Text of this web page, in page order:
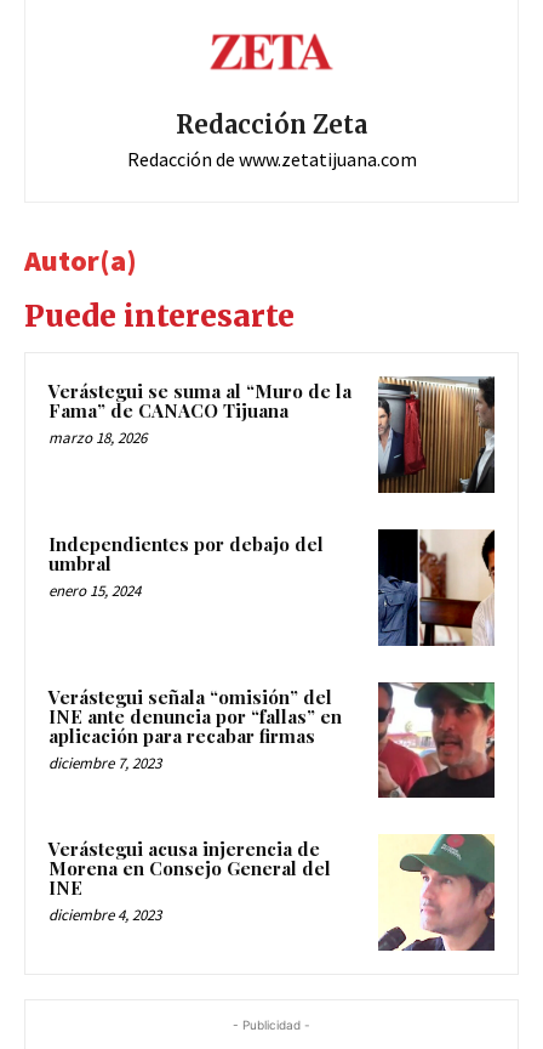
Redacción Zeta
Redacción de www.zetatijuana.com
Autor(a)
Puede interesarte
Verástegui se suma al “Muro de la
Fama” de CANACO Tijuana
marzo 18, 2026
Independientes por debajo del
umbral
enero 15, 2024
Verástegui señala “omisión” del
INE ante denuncia por “fallas” en
aplicación para recabar firmas
diciembre 7, 2023
Verástegui acusa injerencia de
Morena en Consejo General del
INE
diciembre 4, 2023
- Publicidad -